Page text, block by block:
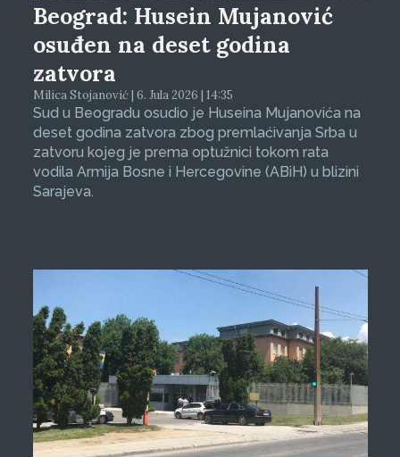
Beograd: Husein Mujanović
osuđen na deset godina
zatvora
Milica Stojanović | 6. Jula 2026 | 14:35
Sud u Beogradu osudio je Huseina Mujanovića na
deset godina zatvora zbog premlaćivanja Srba u
zatvoru kojeg je prema optužnici tokom rata
vodila Armija Bosne i Hercegovine (ABiH) u blizini
Sarajeva.